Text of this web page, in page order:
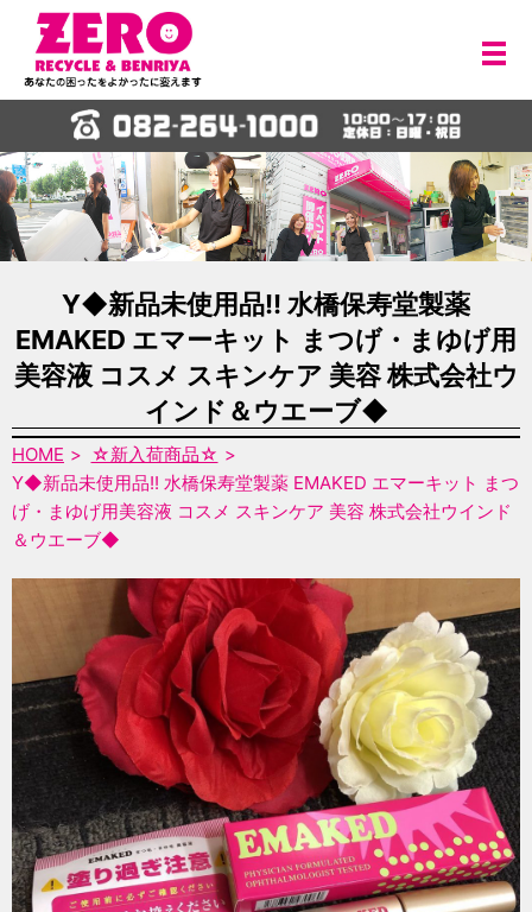
メ
Y◆新品未使用品!! 水橋保寿堂製薬
EMAKED エマーキット まつげ・まゆげ用
美容液 コスメ スキンケア 美容 株式会社ウ
インド＆ウエーブ◆
HOME
☆新入荷商品☆
Y◆新品未使用品!! 水橋保寿堂製薬 EMAKED エマーキット まつ
げ・まゆげ用美容液 コスメ スキンケア 美容 株式会社ウインド
＆ウエーブ◆